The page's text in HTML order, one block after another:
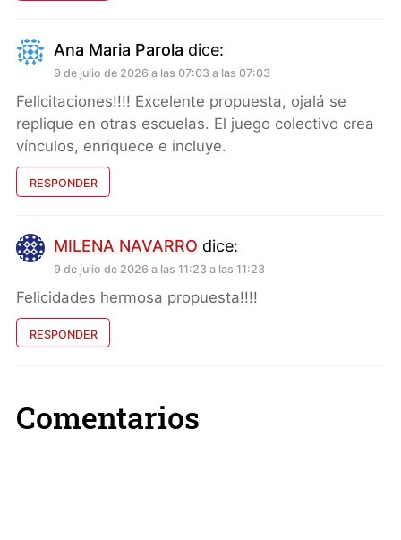
Ana Maria Parola dice:
9 de julio de 2026 a las 07:03 a las 07:03
Felicitaciones!!!! Excelente propuesta, ojalá se
replique en otras escuelas. El juego colectivo crea
vínculos, enriquece e incluye.
RESPONDER
MILENA NAVARRO dice:
9 de julio de 2026 a las 11:23 a las 11:23
Felicidades hermosa propuesta!!!!
RESPONDER
Comentarios